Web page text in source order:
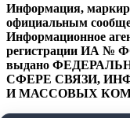
Информация,
официальным
Информационное
регистрации ИА № ФС
выдано
СФЕРЕ СВЯЗИ,
И МАССОВЫХ